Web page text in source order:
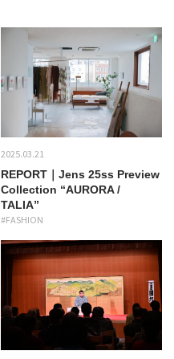
2025.03.21
REPORT｜Jens 25ss Preview
Collection “AURORA /
TALIA”
#FASHION